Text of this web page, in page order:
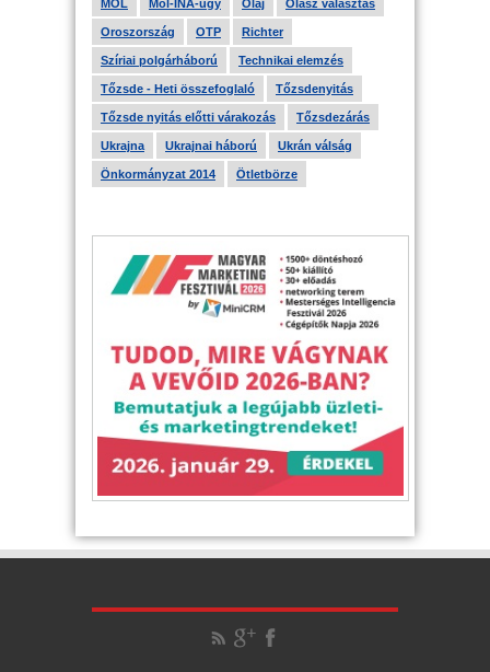
MOL Mol-INA-ügy Olaj Olasz választás
Oroszország OTP Richter
Szíriai polgárháború Technikai elemzés
Tőzsde - Heti összefoglaló Tőzsdenyitás
Tőzsde nyitás előtti várakozás Tőzsdezárás
Ukrajna Ukrajnai háború Ukrán válság
Önkormányzat 2014 Ötletbörze